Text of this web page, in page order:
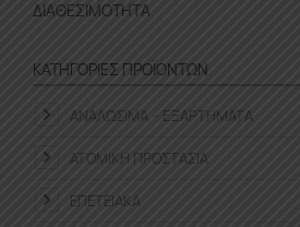
ΔΙΑΘΕΣΙΜΌΤΗΤΑ
ΚΑΤΗΓΟΡΊΕΣ ΠΡΟΪΌΝΤΩΝ
ΑΝΑΛΏΣΙΜΑ – ΕΞΑΡΤΉΜΑΤΑ
ΑΤΟΜΙΚΉ ΠΡΟΣΤΑΣΊΑ
ΕΠΕΤΕΙΑΚΆ